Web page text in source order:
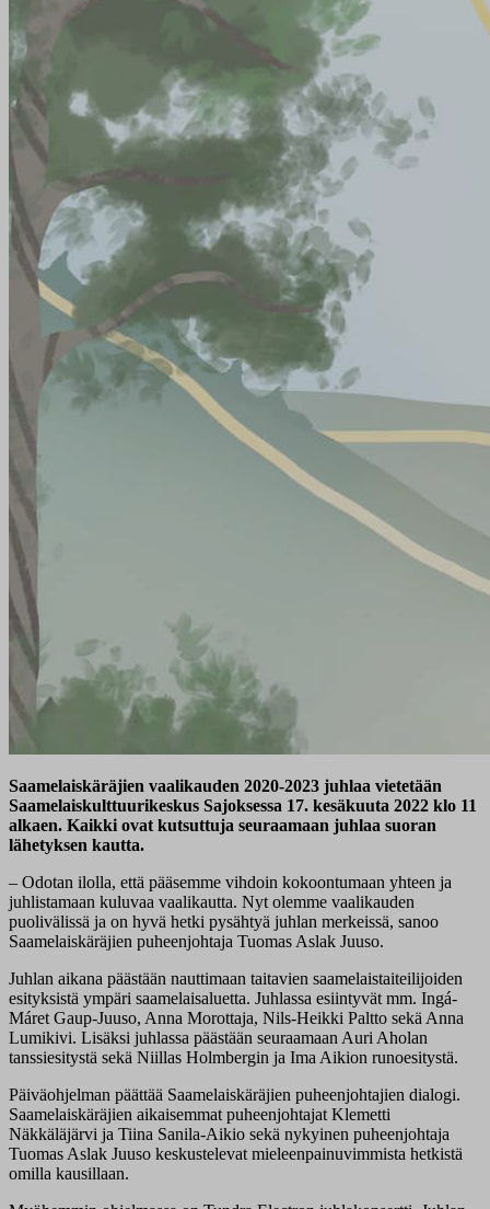
Saamelaiskäräjien vaalikauden 2020-2023 juhlaa vietetään
Saamelaiskulttuurikeskus Sajoksessa 17. kesäkuuta 2022 klo 11
alkaen. Kaikki ovat kutsuttuja seuraamaan juhlaa suoran
lähetyksen kautta.
– Odotan ilolla, että pääsemme vihdoin kokoontumaan yhteen ja
juhlistamaan kuluvaa vaalikautta. Nyt olemme vaalikauden
puolivälissä ja on hyvä hetki pysähtyä juhlan merkeissä, sanoo
Saamelaiskäräjien puheenjohtaja Tuomas Aslak Juuso.
Juhlan aikana päästään nauttimaan taitavien saamelaistaiteilijoiden
esityksistä ympäri saamelaisaluetta. Juhlassa esiintyvät mm. Ingá-
Máret Gaup-Juuso, Anna Morottaja, Nils-Heikki Paltto sekä Anna
Lumikivi. Lisäksi juhlassa päästään seuraamaan Auri Aholan
tanssiesitystä sekä Niillas Holmbergin ja Ima Aikion runoesitystä.
Päiväohjelman päättää Saamelaiskäräjien puheenjohtajien dialogi.
Saamelaiskäräjien aikaisemmat puheenjohtajat Klemetti
Näkkäläjärvi ja Tiina Sanila-Aikio sekä nykyinen puheenjohtaja
Tuomas Aslak Juuso keskustelevat mieleenpainuvimmista hetkistä
omilla kausillaan.